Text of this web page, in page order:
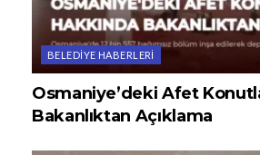
BELEDIYE HABERLERI
Osmaniye’deki Afet
Bakanlıktan Açıklama